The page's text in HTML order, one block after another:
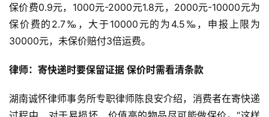
保价费0.9元，1000元-2000元1.8元，2000元-10000元为
保价费的2.7‰，大于10000元的为4.5‰，申报上限为
30000元，未保价赔付3倍运费。
律师：寄快递时要保留证据 保价时需看清条款
湖南诚怀律师事务所专职律师陈良安介绍，消费者在寄快递